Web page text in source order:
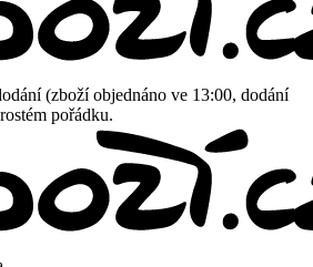
(zboží objednáno ve 13:00, dodání
pořádku.